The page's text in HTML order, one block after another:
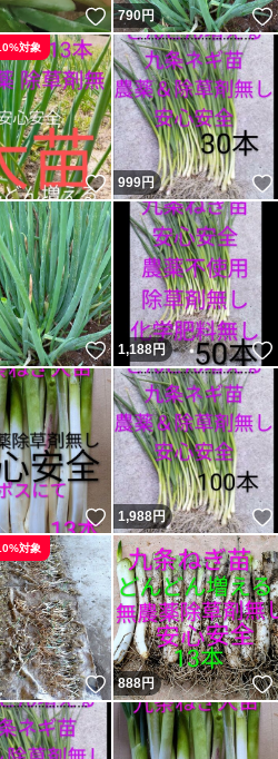
いいね！
790円
いいね！
対象
999円
いいね！
1,188円
いいね！
1,988円
いいね！
対象
888円